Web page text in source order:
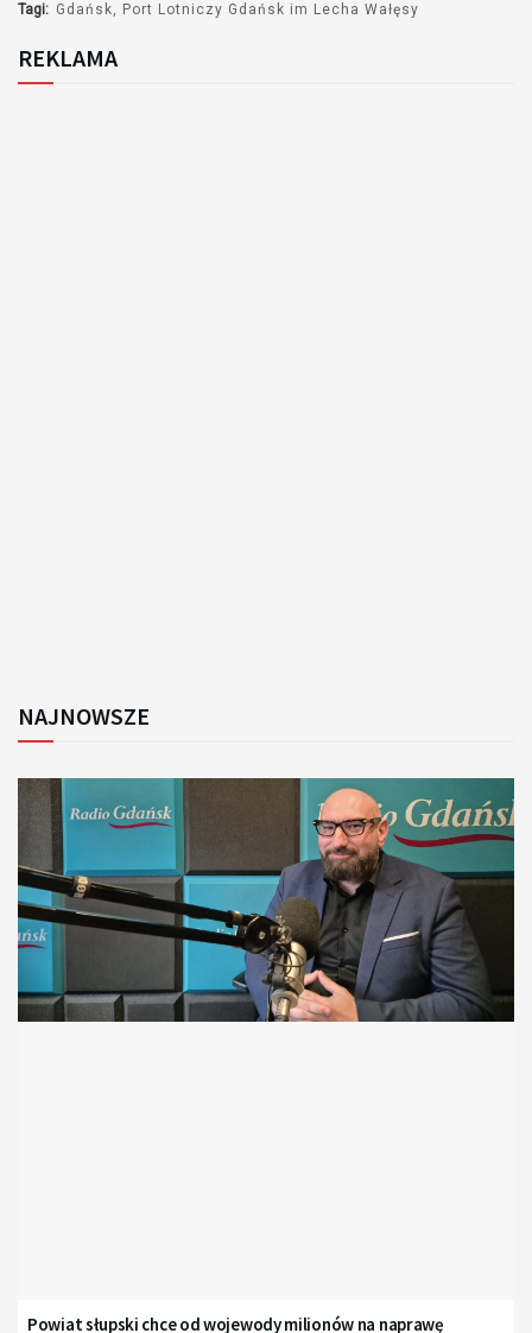
Tagi: Gdańsk Port Lotniczy Gdańsk im Lecha Wałęsy
REKLAMA
NAJNOWSZE
Powiat słupski chce od wojewody milionów na naprawę